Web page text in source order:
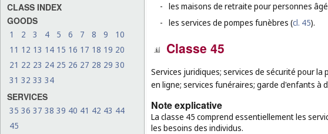
CLASS INDEX
GOODS
1 2 3 4 5 6 7 8 9
10
11 12 13 14 15 16 17 18 19 20
21 22 23 24 25 26 27 28 29 30
31 32 33 34
SERVICES
35 36 37 38 39 40 41 42 43 44
45
- les maisons de retraite pour personnes
- les services de pompes funèbres (cl. 45).
Classe 45
Services juridiques; services de sécurité pour
en ligne; services funéraires; garde d'enfants à
Note explicative
La classe 45 comprend essentiellement les
les besoins des individus.